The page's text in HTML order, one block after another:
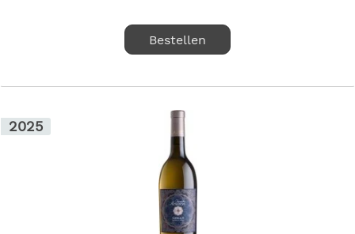
Bestellen
2025